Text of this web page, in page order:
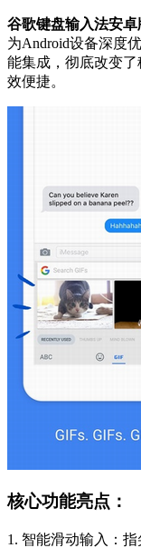
谷歌键盘输入法安卓
为Android设备深度
能集成，彻底改变
效便捷。
核心功能亮点：
1. 智能滑动输入：